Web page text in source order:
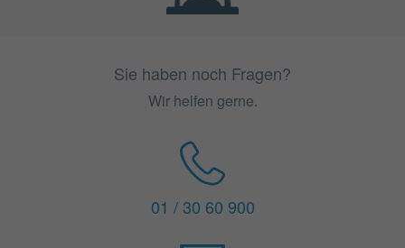
Sie haben noch Fragen?
Wir helfen gerne.
01 / 30 60 900